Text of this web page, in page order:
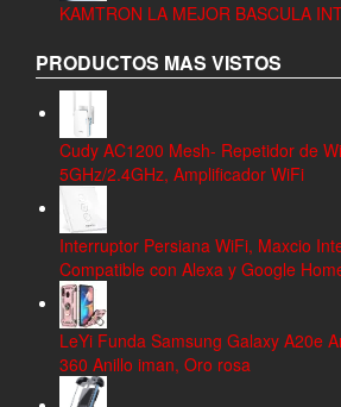
KAMTRON LA MEJOR BASCULA
PRODUCTOS MAS VISTOS
Cudy AC1200 Mesh- Repetidor de
5GHz/2.4GHz, Amplificador WiFi
Interruptor Persiana WiFi, Maxcio
Compatible con Alexa y Google
LeYi Funda Samsung Galaxy A20e
360 Anillo iman, Oro rosa